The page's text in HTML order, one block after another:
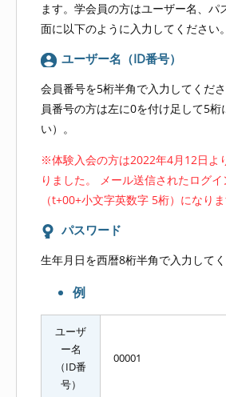
ます。学会員の方はユーザー名、パ
面に以下のように入力してください。
ユーザー名（ID番号）
会員番号を5桁半角で入力してくだ
員番号の方は左に0を付け足して5桁
い）。
※体験入会の方は2022年4月12日よ
りました。 メール送信されたログ
（t+00+小文字英数字 5桁）になりま
パスワード
生年月日を西暦8桁半角で入力してく
例
ユーザ
ー名
（ID番
号）
00001